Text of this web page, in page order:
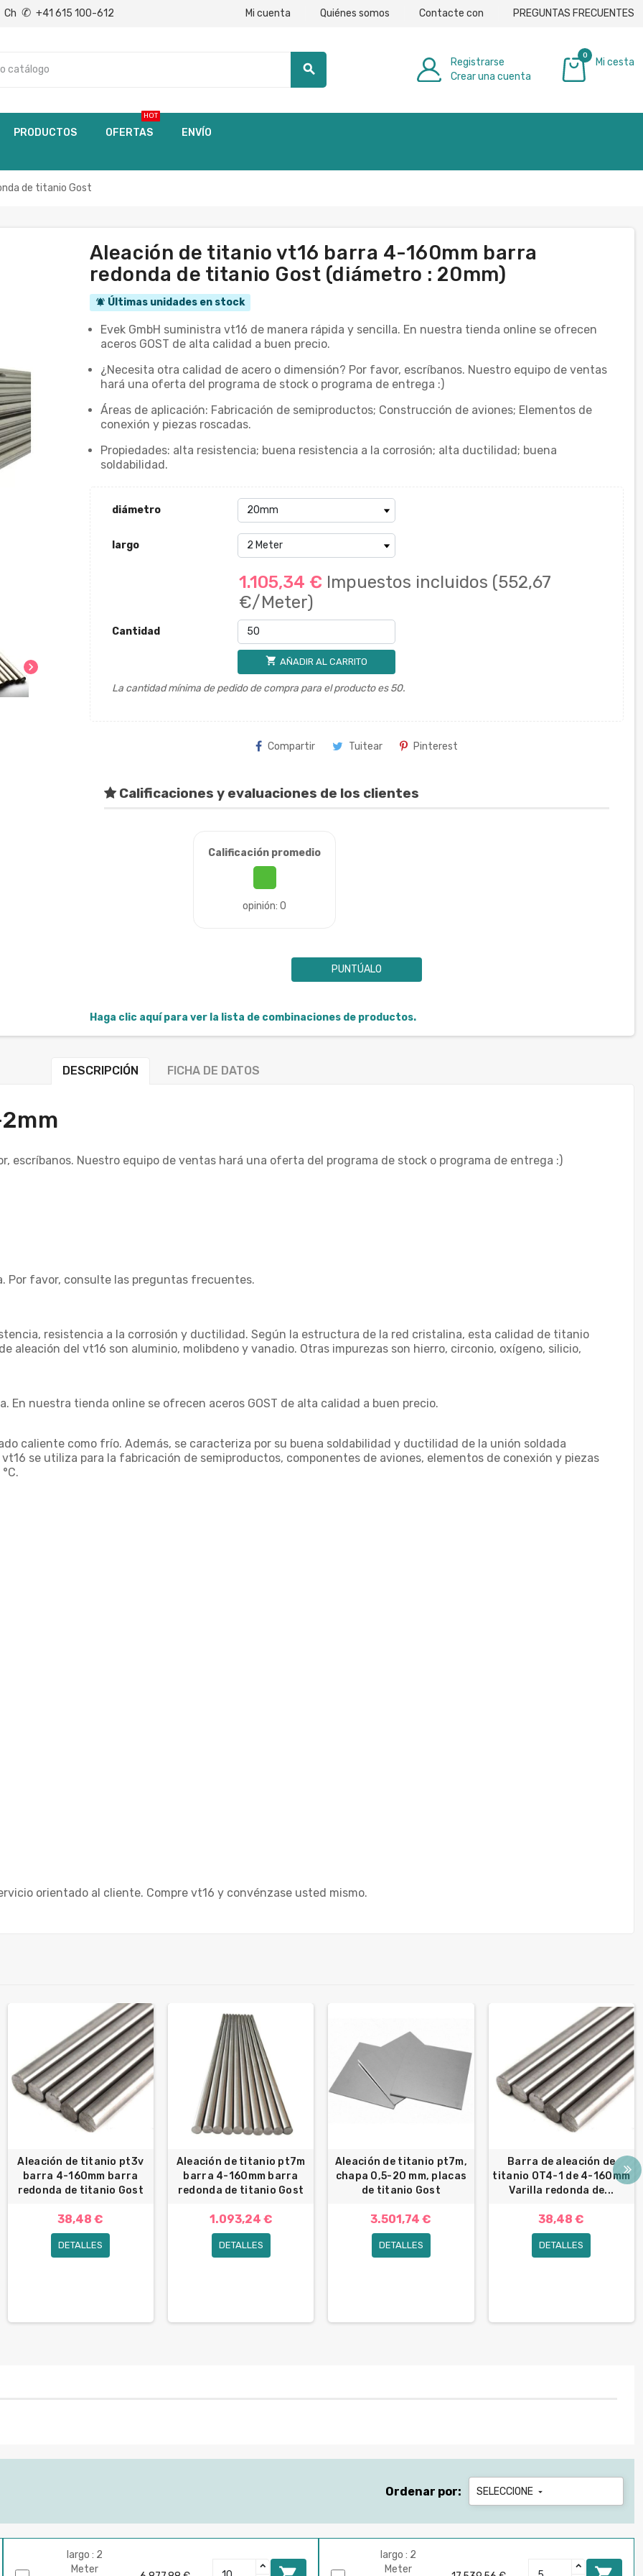
Ch ✆ +41 615 100-612 Mi cuenta Quiénes somos Contacte con PREGUNTAS FRECUENTES
search
Registrarse
Crear una cuenta
0
Mi cesta
PRODUCTOS OFERTAS
HOT
ENVÍO
de titanio Gost
chevron_right
Aleación de titanio vt16 barra 4-160mm barra
redonda de titanio Gost (diámetro : 20mm)
notifications_active Últimas unidades en stock
Evek GmbH suministra vt16 de manera rápida y sencilla. En nuestra tienda online se ofrecen
aceros GOST de alta calidad a buen precio.
¿Necesita otra calidad de acero o dimensión? Por favor, escríbanos. Nuestro equipo de ventas
hará una oferta del programa de stock o programa de entrega :)
Áreas de aplicación: Fabricación de semiproductos; Construcción de aviones; Elementos de
conexión y piezas roscadas.
Propiedades: alta resistencia; buena resistencia a la corrosión; alta ductilidad; buena
soldabilidad.
diámetro
largo
1.105,34 € Impuestos incluidos (552,67
€/Meter)
Cantidad
shopping_cart AÑADIR AL CARRITO
La cantidad mínima de pedido de compra para el producto es 50.
Compartir Tuitear Pinterest
Calificaciones y evaluaciones de los clientes
Calificación promedio
opinión: 0
PUNTÚALO
Haga clic aquí para ver la lista de combinaciones de productos.
DESCRIPCIÓN FICHA DE DATOS
escríbanos. Nuestro equipo de ventas hará una oferta del programa de stock o programa de entrega :)
Por favor, consulte las preguntas frecuentes.
resistencia a la corrosión y ductilidad. Según la estructura de la red cristalina, esta calidad de titanio
aleación del vt16 son aluminio, molibdeno y vanadio. Otras impurezas son hierro, circonio, oxígeno, silicio,
En nuestra tienda online se ofrecen aceros GOST de alta calidad a buen precio.
caliente como frío. Además, se caracteriza por su buena soldabilidad y ductilidad de la unión soldada
se utiliza para la fabricación de semiproductos, componentes de aviones, elementos de conexión y piezas
orientado al cliente. Compre vt16 y convénzase usted mismo.
Aleación de titanio pt3v
barra 4-160mm barra
redonda de titanio Gost
38,48 €
DETALLES
Aleación de titanio pt7m
barra 4-160mm barra
redonda de titanio Gost
1.093,24 €
DETALLES
Aleación de titanio pt7m,
chapa 0,5-20 mm, placas
de titanio Gost
3.501,74 €
DETALLES
Barra de aleación de
titanio OT4-1 de 4-160mm
Varilla redonda de...
38,48 €
DETALLES
Ordenar por: SELECCIONE 
largo : 2
Meter
largo : 2
Meter